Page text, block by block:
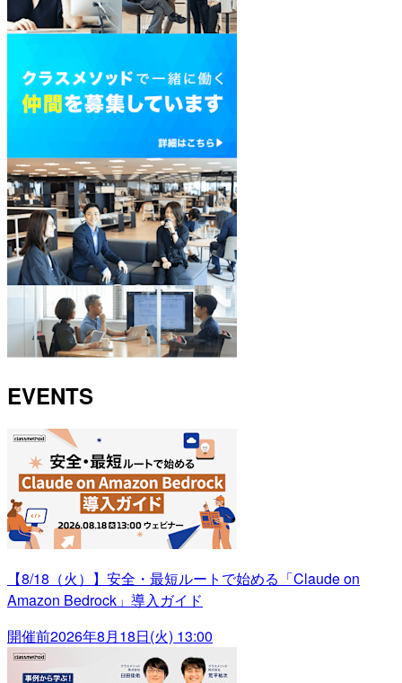
EVENTS
【8/18（火）】安全・最短ルートで始める「Claude on
Amazon Bedrock」導入ガイド
開催前2026年8月18日(火) 13:00